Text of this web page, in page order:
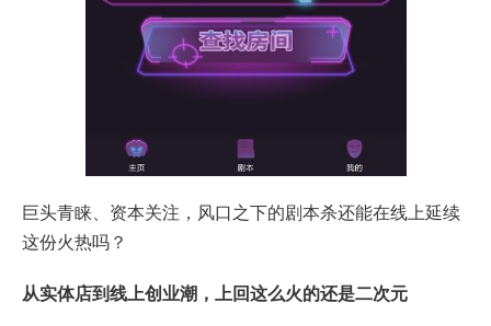
巨头青睐、资本关注，风口之下的剧本杀还能在线上延续
这份火热吗？
从实体店到线上创业潮，上回这么火的还是二次元